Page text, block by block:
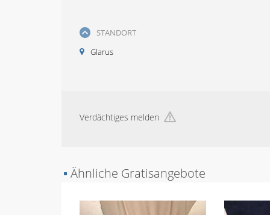
STANDORT
Glarus
Verdächtiges melden
▪ Ähnliche Gratisangebote